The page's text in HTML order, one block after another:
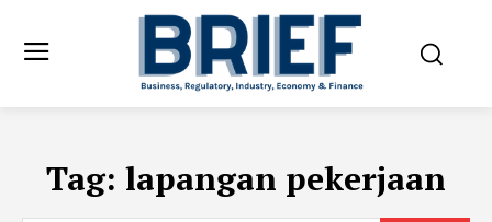
Tag: lapangan pekerjaan